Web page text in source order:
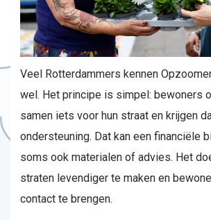
Veel Rotterdammers kennen
wel. Het principe is simpel: bewoners
samen iets voor hun straat en krijgen
ondersteuning. Dat kan een financiële
soms ook materialen of advies. Het
straten levendiger te maken en
contact te brengen.